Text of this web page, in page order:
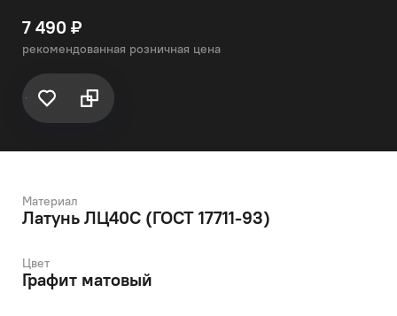
7 490 ₽
рекомендованная розничная цена
Материал
Латунь ЛЦ40C (ГОСТ 17711-93)
Цвет
Графит матовый